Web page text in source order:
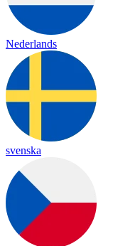
Nederlands
svenska